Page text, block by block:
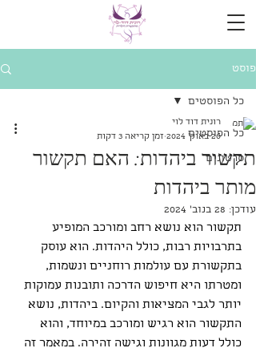
פוסט
כל הפוסטים
סרטונים
כל הפוסטים
תקשור ביהדות: האם תקשור
מותר ביהדות
רונית דוד לוי
20 באוק׳ 2024
זמן קריאה 3 דקות
עודכן: 28 בנוב׳ 2024
תקשור הוא נושא רחב ומורכב המופיע
בתרבויות רבות, כולל היהדות. הוא עוסק
בתקשורת עם עולמות רוחניים ונשמות,
ומטרתו היא חיפוש הדרכה ותובנות עמוקות
יותר לגבי המציאות והקיום. ביהדות, נושא
התקשור הוא רגיש ומורכב במיוחד, והוא
כולל דעות מגוונות וגישה זהירה. במאמר זה